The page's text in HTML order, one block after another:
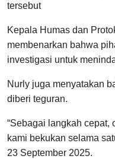
tersebut
Kepala Humas dan
membenarkan bahwa
investigasi untuk
Nurly juga menyatakan
diberi teguran.
“Sebagai langkah cepat,
kami bekukan selama
23 September 2025.